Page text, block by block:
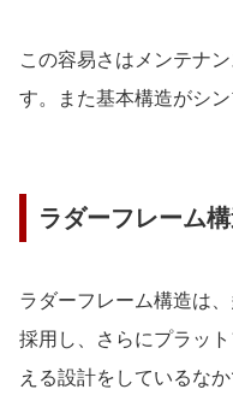
この容易さはメンテナ
す。また基本構造がシ
ラダーフレーム
ラダーフレーム構造は
採用し、さらにプラッ
える設計をしているな